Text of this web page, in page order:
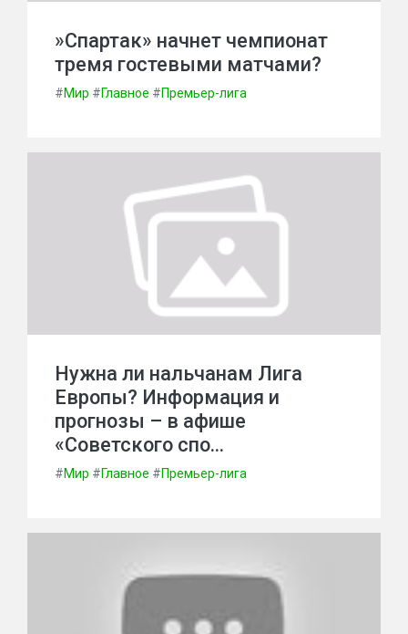
»Спартак» начнет чемпионат
тремя гостевыми матчами?
#Мир #Главное #Премьер-лига
Нужна ли нальчанам Лига
Европы? Информация и
прогнозы – в афише
«Советского спо…
#Мир #Главное #Премьер-лига